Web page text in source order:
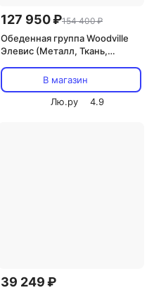
127 950 ₽154 400 ₽
Обеденная группа Woodville
Элевис (Металл, Ткань,
В магазин
Лю.ру
4.9
39 249 ₽